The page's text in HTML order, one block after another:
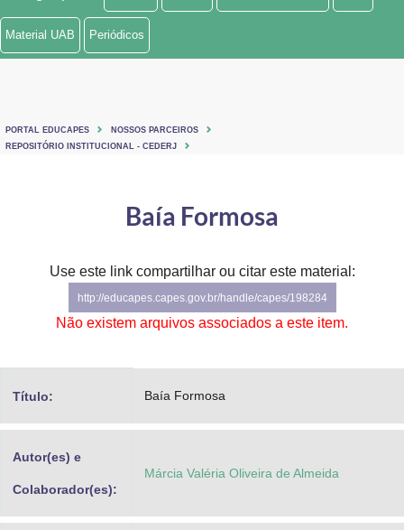
Ministério de Minas e Energia
Ministério do Turismo
Controladoria-Geral da União
Advocacia-Geral da União
Banco Central do Brasil
Material UAB Periódicos
PORTAL EDUCAPES
NOSSOS PARCEIROS
REPOSITÓRIO INSTITUCIONAL - CEDERJ
Baía Formosa
Use este link compartilhar ou citar este material:
http://educapes.capes.gov.br/handle/capes/198284
Não existem arquivos associados a este item.
Título: Baía Formosa
Autor(es) e
Colaborador(es):
Márcia Valéria Oliveira de Almeida